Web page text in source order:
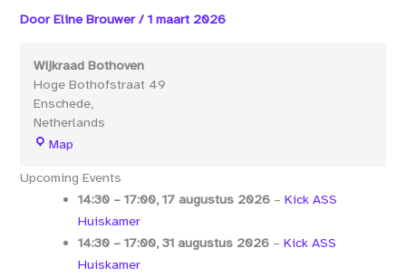
DoorEline Brouwer/1 maart 2026
Wijkraad Bothoven
Hoge Bothofstraat 49
Enschede
Netherlands
Map
Upcoming Events
14:30 – 17:00,17 augustus 2026 –Kick ASS
Huiskamer
14:30 – 17:00,31 augustus 2026 –Kick ASS
Huiskamer